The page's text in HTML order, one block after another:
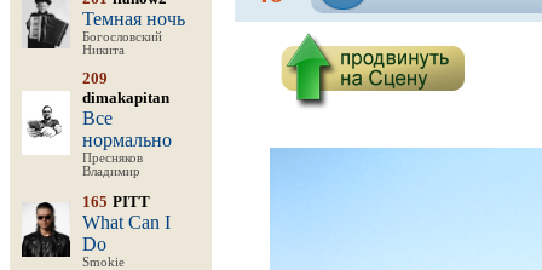
Темная ночь
Богословский
Никита
209
dimakapitan
Все
нормально
Пресняков
Владимир
165 PITT
What Can I
Do
Smokie